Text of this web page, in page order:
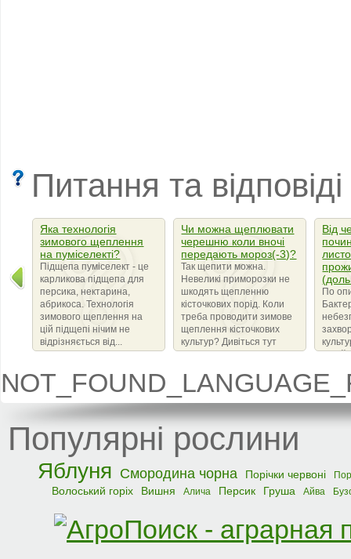
Питання та
Яка технологія
зимового щеплення
на пуміселекті?
Підщепа пуміселект - це
карликова підщепа для
персика, нектарина,
абрикоса. Технологія
зимового щеплення на
цій підщепі нічим не
відрізняється від...
Чи можна щеплювати
черешню коли вночі
передають мороз(-3)?
Так щепити можна.
Невеликі приморозки не
шкодять щепленню
кісточкових порід. Коли
треба проводити зимове
щеплення кісточкових
культур? Дивіться тут
Від
По
Популярні рослини
Яблуня Смородина чорна Порічки червоні
Волоський горіх Вишня Алича Персик Груша Айва